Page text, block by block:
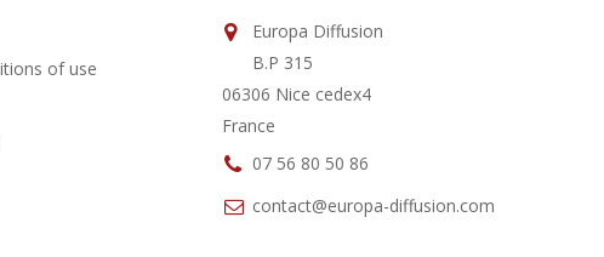
of use
Europa Diffusion
B.P 315
06306 Nice cedex4
France
07 56 80 50 86
contact@europa-diffusion.com